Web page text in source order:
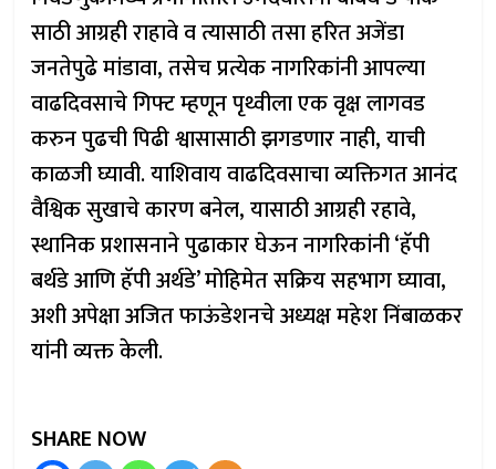
साठी आग्रही राहावे व त्यासाठी तसा हरित अजेंडा
जनतेपुढे मांडावा, तसेच प्रत्येक नागरिकांनी आपल्या
वाढदिवसाचे गिफ्ट म्हणून पृथ्वीला एक वृक्ष लागवड
करुन पुढची पिढी श्वासासाठी झगडणार नाही, याची
काळजी घ्यावी. याशिवाय वाढदिवसाचा व्यक्तिगत आनंद
वैश्विक सुखाचे कारण बनेल, यासाठी आग्रही रहावे,
स्थानिक प्रशासनाने पुढाकार घेऊन नागरिकांनी ‘हॅपी
बर्थडे आणि हॅपी अर्थडे’ मोहिमेत सक्रिय सहभाग घ्यावा,
अशी अपेक्षा अजित फाऊंडेशनचे अध्यक्ष महेश निंबाळकर
यांनी व्यक्त केली.
SHARE NOW